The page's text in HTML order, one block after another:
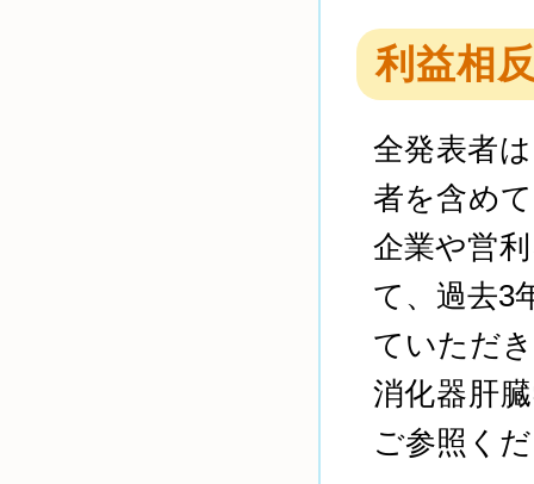
利益相
全発表者
者を含め
企業や営
て、過去3
ていただ
消化器肝
ご参照く